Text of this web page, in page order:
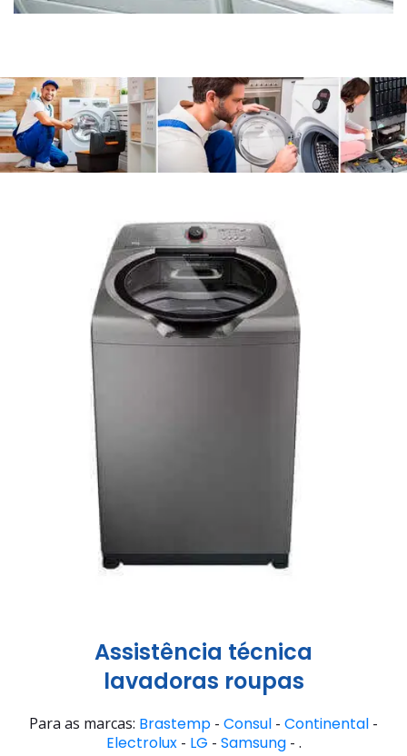
Assistência técnica
lavadoras roupas
Para as marcas: Brastemp - Consul - Continental -
Electrolux- LG - Samsung- .